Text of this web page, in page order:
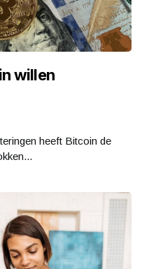
willen
heeft Bitcoin de